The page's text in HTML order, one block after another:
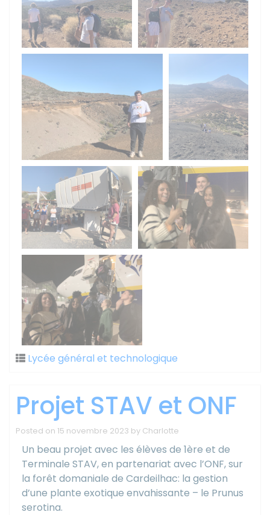
Lycée général et technologique
Projet STAV et ONF
Posted on 15 novembre 2023 by Charlotte
Un beau projet avec les élèves de 1ère et de
Terminale STAV, en partenariat avec l’ONF, sur
la forêt domaniale de Cardeilhac: la gestion
d’une plante exotique envahissante – le Prunus
serotina.